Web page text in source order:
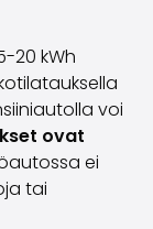
20 kWh
voi
ovat
ei
tai